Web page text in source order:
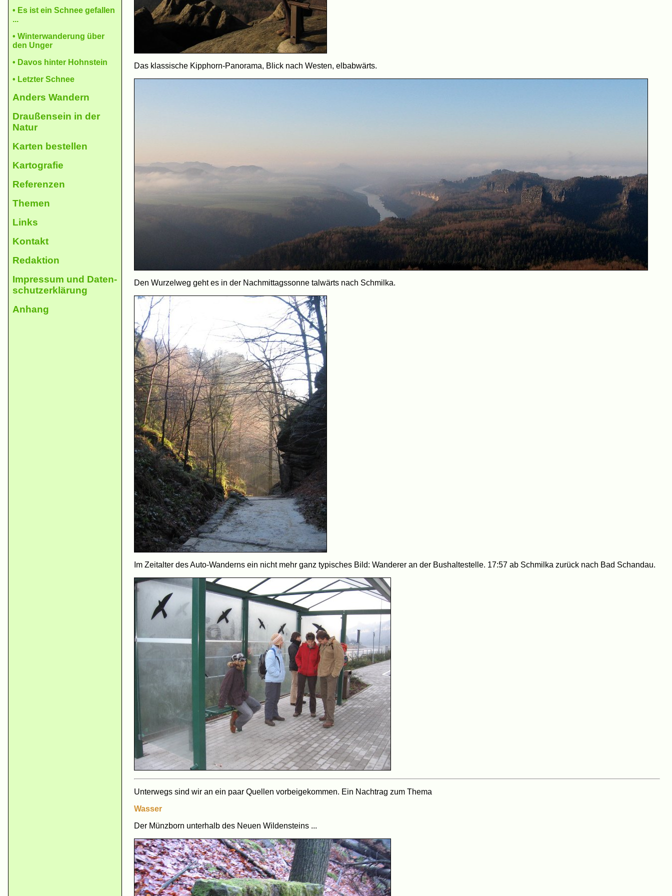
• Es ist ein Schnee gefal­len
...
• Winter­wanderung über
den Unger
• Davos hinter Hohn­stein
• Letz­ter Schnee
Anders Wan­dern
Drau­ßen­sein in der
Natur
Kar­ten be­stel­len
Karto­gra­fie
Refe­ren­zen
The­men
Links
Kontakt
Redaktion
Impres­sum und Daten­
schutz­erklä­rung
An­hang
Das klassische Kipphorn-Panorama, Blick nach Westen, elbabwärts.
Den Wurzelweg geht es in der Nachmittagssonne talwärts nach Schmilka.
Im Zeitalter des Auto-Wanderns ein nicht mehr ganz typisches Bild: Wanderer an der Bushaltestelle. 17:57 ab Schmilka zurück nach Bad Schandau.
Unterwegs sind wir an ein paar Quellen vorbeigekommen. Ein Nachtrag zum Thema
Wasser
Der Münzborn unterhalb des Neuen Wildensteins ...